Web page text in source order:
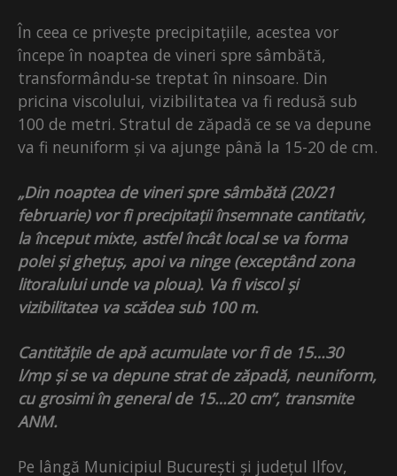
În ceea ce privește precipitațiile, acestea vor
începe în noaptea de vineri spre sâmbătă,
transformându-se treptat în ninsoare. Din
pricina viscolului, vizibilitatea va fi redusă sub
100 de metri. Stratul de zăpadă ce se va depune
va fi neuniform și va ajunge până la 15-20 de cm.
„Din noaptea de vineri spre sâmbătă (20/21
februarie) vor fi precipitații însemnate cantitativ,
la început mixte, astfel încât local se va forma
polei și ghețuș, apoi va ninge (exceptând zona
litoralului unde va ploua). Va fi viscol și
vizibilitatea va scădea sub 100 m.
Cantitățile de apă acumulate vor fi de 15…30
l/mp și se va depune strat de zăpadă, neuniform,
cu grosimi în general de 15…20 cm”, transmite
ANM.
Pe lângă Municipiul București și județul Ilfov,